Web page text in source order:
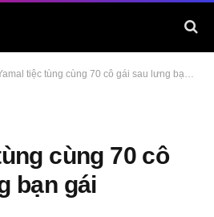
tiệc tùng cùng 70 cô gái sau lưng bạn gái
cùng 70 cô
bạn gái